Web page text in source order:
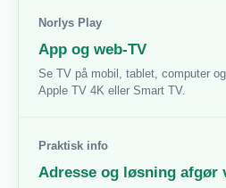
Norlys Play
App og web-TV
Se TV på mobil, tablet, computer
Apple TV 4K eller Smart TV.
Praktisk info
Adresse og løsning afgør